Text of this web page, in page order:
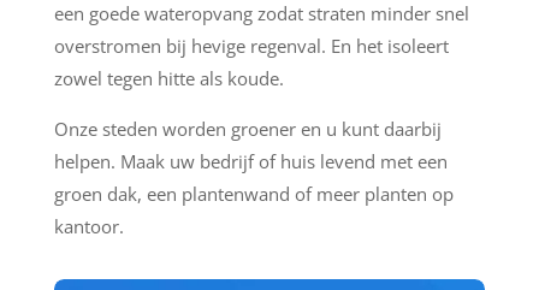
een goede wateropvang zodat straten minder snel
overstromen bij hevige regenval. En het isoleert
zowel tegen hitte als koude.
Onze steden worden groener en u kunt daarbij
helpen. Maak uw bedrijf of huis levend met een
groen dak, een plantenwand of meer planten op
kantoor.